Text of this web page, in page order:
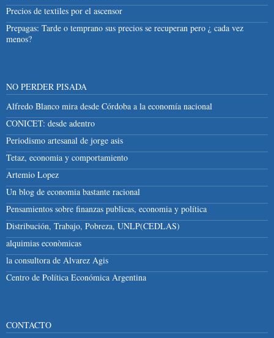
Precios de textiles por el ascensor
Prepagas: Tarde o temprano sus precios se recuperan pero ¿ cada vez
menos?
NO PERDER PISADA
Alfredo Blanco mira desde Córdoba a la economía nacional
CONICET: desde adentro
Periodismo artesanal de jorge asis
Tetaz, economia y comportamiento
Artemio Lopez
Un blog de economia bastante racional
Pensamientos sobre finanzas publicas, economia y política
Distribución, Trabajo, Pobreza, UNLP(CEDLAS)
alquimias econòmicas
la consultora de Alvarez Agis
Centro de Política Económica Argentina
CONTACTO